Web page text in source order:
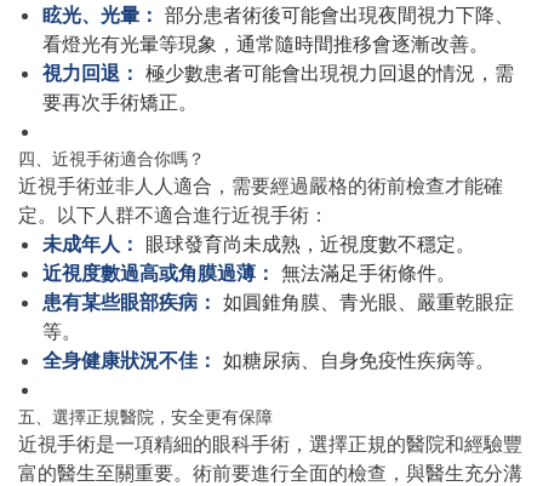
眩光、光暈： 部分患者術後可能會出現夜間視力下降、
看燈光有光暈等現象，通常隨時間推移會逐漸改善。
視力回退： 極少數患者可能會出現視力回退的情況，需
要再次手術矯正。
四、近視手術適合你嗎？
近視手術並非人人適合，需要經過嚴格的術前檢查才能確
定。以下人群不適合進行近視手術：
未成年人： 眼球發育尚未成熟，近視度數不穩定。
近視度數過高或角膜過薄： 無法滿足手術條件。
患有某些眼部疾病： 如圓錐角膜、青光眼、嚴重乾眼症
等。
全身健康狀況不佳： 如糖尿病、自身免疫性疾病等。
五、選擇正規醫院，安全更有保障
近視手術是一項精細的眼科手術，選擇正規的醫院和經驗豐
富的醫生至關重要。術前要進行全面的檢查，與醫生充分溝